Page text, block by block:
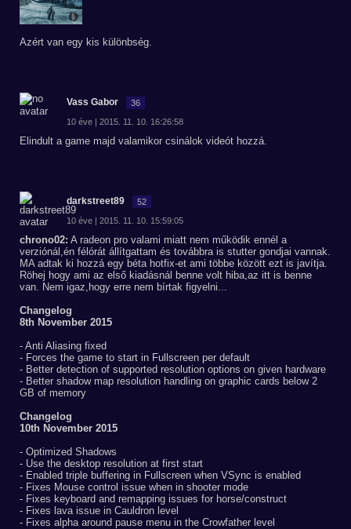
Azért van egy kis különbség.
Vass Gabor 36
10 éve | 2015. 11. 10. 16:26:58
Elindult a game majd valamikor csinálok videót hozzá.
darkstreet89 52
10 éve | 2015. 11. 10. 15:59:05
chrono02: A radeon pro valami miatt nem működik ennél a
verziónál,én félórát állítgattam és továbbra is stutter gondjai vannak.
MA adtak ki hozzá egy béta hotfix-et ami többe között ezt is javítja.
Röhej hogy ami az első kiadásnál benne volt hiba,az itt is benne
van. Nem igaz,hogy erre nem bírtak figyelni...
Changelog
8th November 2015
- Anti Aliasing fixed
- Forces the game to start in Fullscreen per default
- Better detection of supported resolution options on given hardware
- Better shadow map resolution handling on graphic cards below 2
GB of memory
Changelog
10th November 2015
- Optimized Shadows
- Use the desktop resolution at first start
- Enabled triple buffering in Fullscreen when VSync is enabled
- Fixes Mouse control issue when in shooter mode
- Fixes keyboard and remapping issues for horse/construct
- Fixes lava issue in Cauldron level
- Fixes alpha around pause menu in the Crowfather level